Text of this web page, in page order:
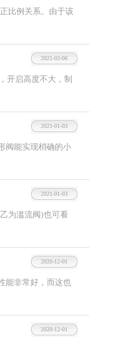
比例关系。由于该
2021-02-06
开启高度不大，制
2021-01-03
阀能实现梢确的小
2021-01-03
为滥流阀)也可看
2020-12-01
能非常好，而这也
2020-12-01